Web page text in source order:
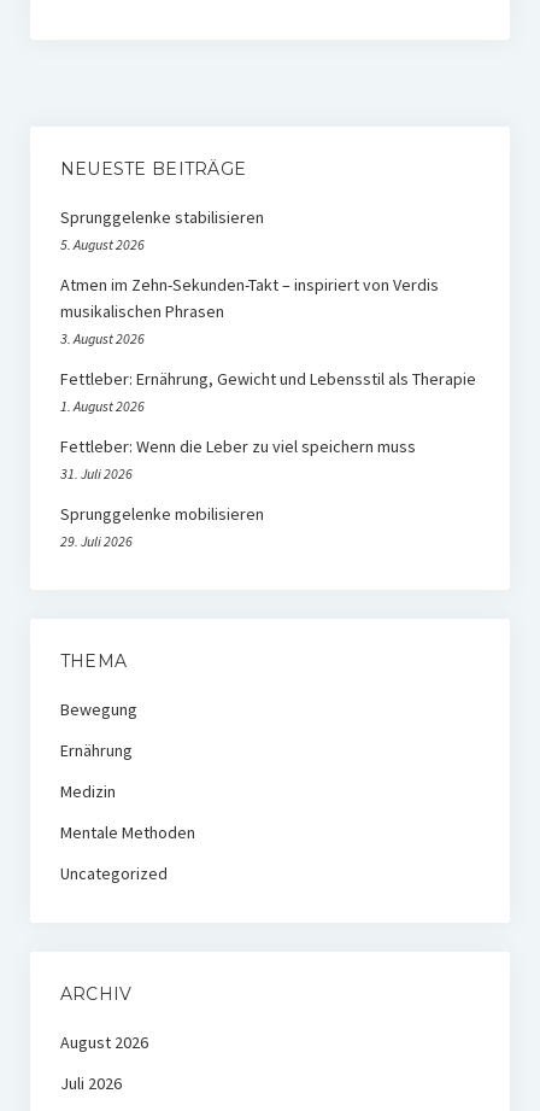
NEUESTE BEITRÄGE
Sprunggelenke stabilisieren
5. August 2026
Atmen im Zehn-Sekunden-Takt – inspiriert von Verdis
musikalischen Phrasen
3. August 2026
Fettleber: Ernährung, Gewicht und Lebensstil als Therapie
1. August 2026
Fettleber: Wenn die Leber zu viel speichern muss
31. Juli 2026
Sprunggelenke mobilisieren
29. Juli 2026
THEMA
Bewegung
Ernährung
Medizin
Mentale Methoden
Uncategorized
ARCHIV
August 2026
Juli 2026